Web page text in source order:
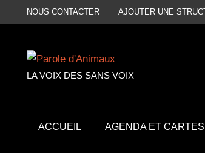
au
NOUS CONTACTER AJOUTER UNE
LA VOIX DES SANS VOIX
ACCUEIL AGENDA ET